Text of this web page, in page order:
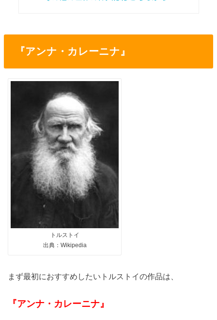
『アンナ・カレーニナ』
トルストイ
出典：Wikipedia
まず最初におすすめしたいトルストイの作品は、
『アンナ・カレーニナ』